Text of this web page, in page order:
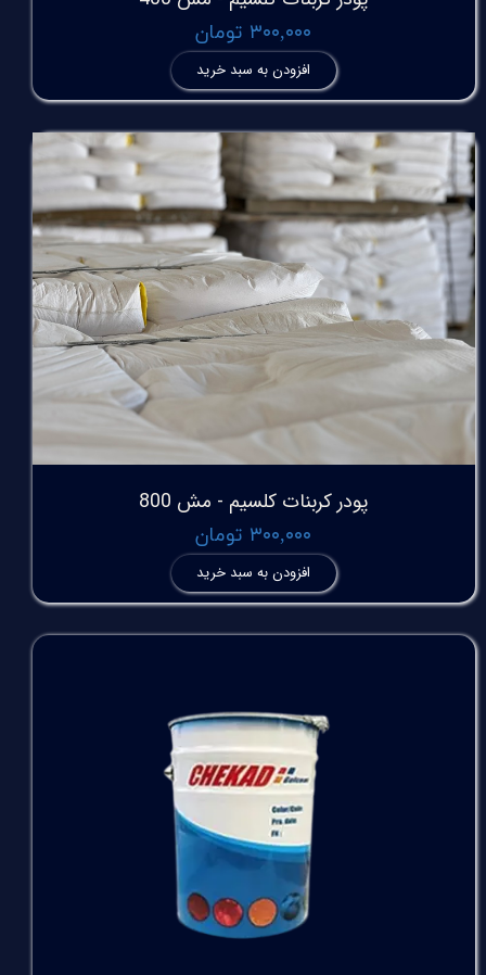
۳۰۰,۰۰۰ تومان
افزودن به سبد خرید
پودر کربنات کلسیم - مش 800
۳۰۰,۰۰۰ تومان
افزودن به سبد خرید